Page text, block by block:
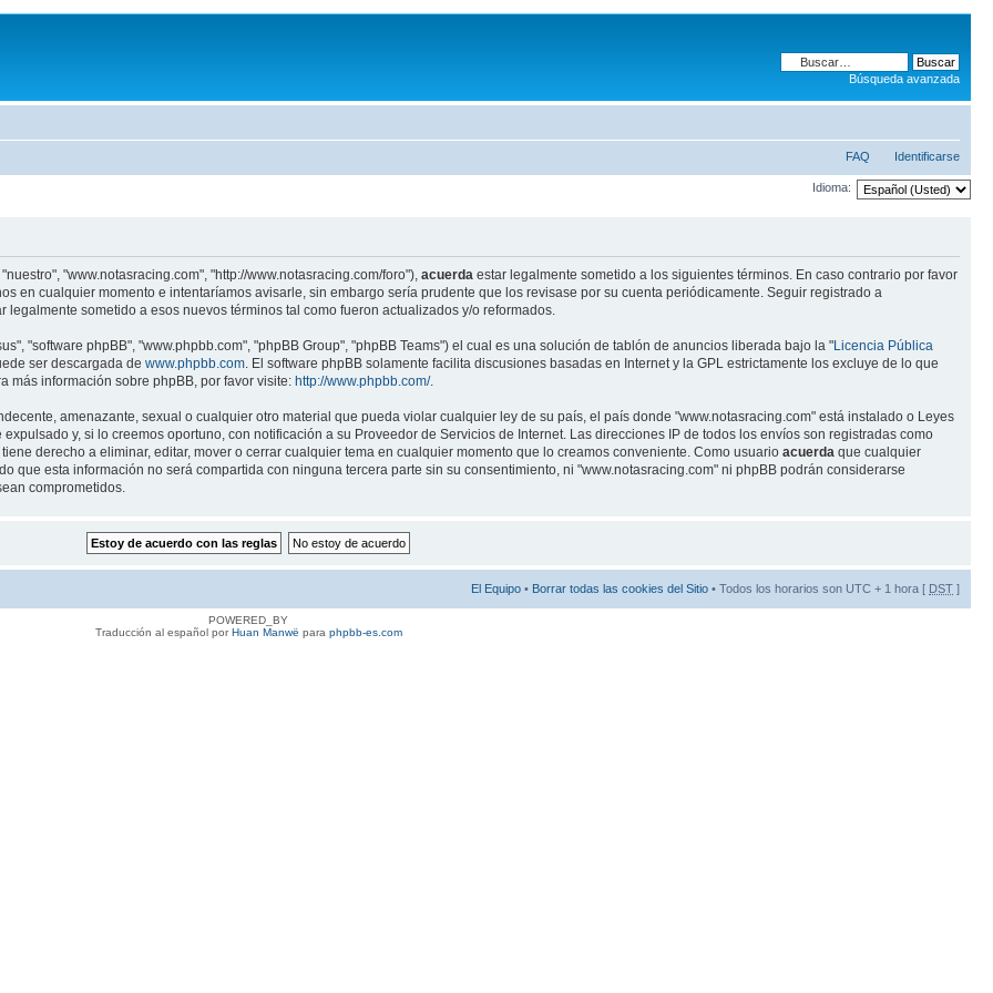
Búsqueda avanzada
FAQ Identificarse
Idioma:
"www.notasracing.com", "http://www.notasracing.com/foro"), acuerda estar legalmente sometido a los siguientes términos. En caso contrario por favor
en cualquier momento e intentaríamos avisarle, sin embargo sería prudente que los revisase por su cuenta periódicamente. Seguir registrado a
legalmente sometido a esos nuevos términos tal como fueron actualizados y/o reformados.
"software phpBB", "www.phpbb.com", "phpBB Group", "phpBB Teams") el cual es una solución de tablón de anuncios liberada bajo la "Licencia Pública
ser descargada de www.phpbb.com. El software phpBB solamente facilita discusiones basadas en Internet y la GPL estrictamente los excluye de lo que
más información sobre phpBB, por favor visite: http://www.phpbb.com/.
amenazante, sexual o cualquier otro material que pueda violar cualquier ley de su país, el país donde "www.notasracing.com" está instalado o Leyes
y, si lo creemos oportuno, con notificación a su Proveedor de Servicios de Internet. Las direcciones IP de todos los envíos son registradas como
derecho a eliminar, editar, mover o cerrar cualquier tema en cualquier momento que lo creamos conveniente. Como usuario acuerda que cualquier
que esta información no será compartida con ninguna tercera parte sin su consentimiento, ni "www.notasracing.com" ni phpBB podrán considerarse
comprometidos.
El Equipo • Borrar todas las cookies del Sitio • Todos los horarios son UTC + 1 hora [ DST ]
POWERED_BY
Traducción al español porHuan Manwë para phpbb-es.com